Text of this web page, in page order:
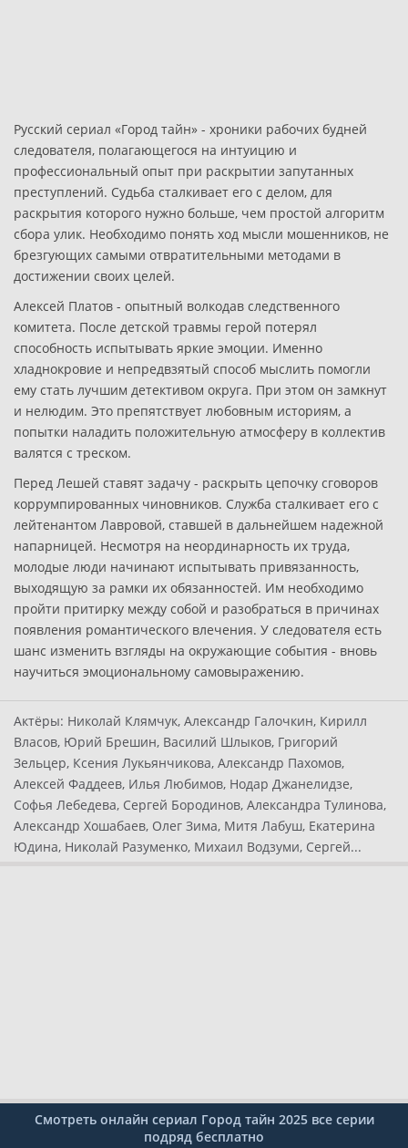
Русский сериал «Город тайн» - хроники рабочих будней
следователя, полагающегося на интуицию и
профессиональный опыт при раскрытии запутанных
преступлений. Судьба сталкивает его с делом, для
раскрытия которого нужно больше, чем простой алгоритм
сбора улик. Необходимо понять ход мысли мошенников, не
брезгующих самыми отвратительными методами в
достижении своих целей.
Алексей Платов - опытный волкодав следственного
комитета. После детской травмы герой потерял
способность испытывать яркие эмоции. Именно
хладнокровие и непредвзятый способ мыслить помогли
ему стать лучшим детективом округа. При этом он замкнут
и нелюдим. Это препятствует любовным историям, а
попытки наладить положительную атмосферу в коллектив
валятся с треском.
Перед Лешей ставят задачу - раскрыть цепочку сговоров
коррумпированных чиновников. Служба сталкивает его с
лейтенантом Лавровой, ставшей в дальнейшем надежной
напарницей. Несмотря на неординарность их труда,
молодые люди начинают испытывать привязанность,
выходящую за рамки их обязанностей. Им необходимо
пройти притирку между собой и разобраться в причинах
появления романтического влечения. У следователя есть
шанс изменить взгляды на окружающие события - вновь
научиться эмоциональному самовыражению.
Актёры: Николай Клямчук, Александр Галочкин, Кирилл
Власов, Юрий Брешин, Василий Шлыков, Григорий
Зельцер, Ксения Лукьянчикова, Александр Пахомов,
Алексей Фаддеев, Илья Любимов, Нодар Джанелидзе,
Софья Лебедева, Сергей Бородинов, Александра Тулинова,
Александр Хошабаев, Олег Зима, Митя Лабуш, Екатерина
Юдина, Николай Разуменко, Михаил Водзуми, Сергей...
Смотреть онлайн сериал Город тайн 2025 все серии
подряд бесплатно